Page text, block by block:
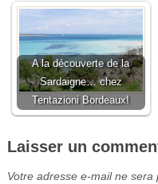
A la découverte de la
Sardaigne… chez
Tentazioni Bordeaux!
Laisser un
Votre adresse e-mail ne sera